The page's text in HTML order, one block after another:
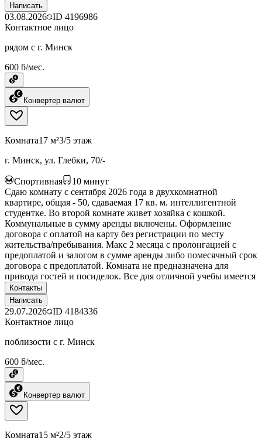
Написать
03.08.2026 ID 4196986
Контактное лицо
рядом с г. Минск
600 ƃ/мес.
Конвертер валют
Комната17 м²3/5 этаж
г. Минск, ул. Глебки, 70/-
Спортивная 10 минут
Сдаю комнату c cентября 2026 года в двухкомнатной
квартире, общая - 50, сдаваемая 17 кв. м. интеллигентной
студентке. Во второй комнате живет хозяйка с кошкой.
Коммунальные в сумму аренды включены. Оформление
договора с оплатой на карту без регистрации по месту
жительства/пребывания. Макс 2 месяца с пролонгацией с
предоплатой и залогом в сумме аренды либо помесячный срок
договора с предоплатой. Комната не предназначена для
привода гостей и посиделок. Все для отличной учебы имеется
Контакты
Написать
29.07.2026 ID 4184336
Контактное лицо
поблизости с г. Минск
600 ƃ/мес.
Конвертер валют
Комната15 м²2/5 этаж